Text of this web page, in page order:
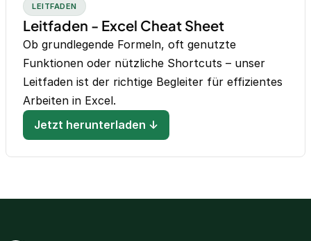
LEITFADEN
Leitfaden - Excel Cheat Sheet
Ob grundlegende Formeln, oft genutzte
Funktionen oder nützliche Shortcuts – unser
Leitfaden ist der richtige Begleiter für effizientes
Arbeiten in Excel.
Jetzt herunterladen ↓